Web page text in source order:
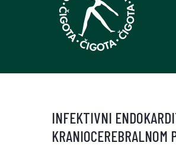
INFEKTIVNI
KRANIOCEREBRALNOM